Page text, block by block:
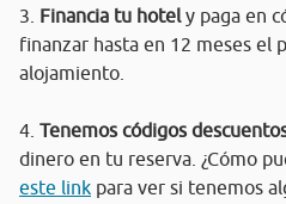
3. Financia tu hotely paga en
finanzar hasta en 12 meses el
alojamiento.
4. Tenemos códigos
dinero en tu reserva. ¿Cómo
este link para ver si tenemos